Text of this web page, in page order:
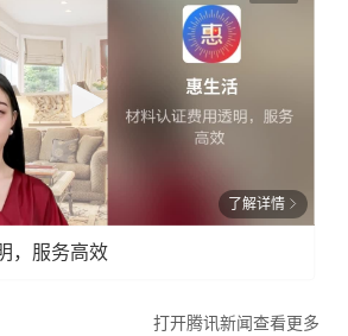
了解详情
，服务高效
打开腾讯新闻查看更多